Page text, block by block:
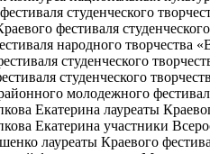
студенческого
фестиваля
народного творчества
студенческого
студенческого
районного молодежного
Екатерина лауреаты
Екатерина участники
лауреаты Краевого